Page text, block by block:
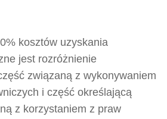
kosztów uzyskania
jest rozróżnienie
związaną z wykonywaniem
i część określającą
z korzystaniem z praw